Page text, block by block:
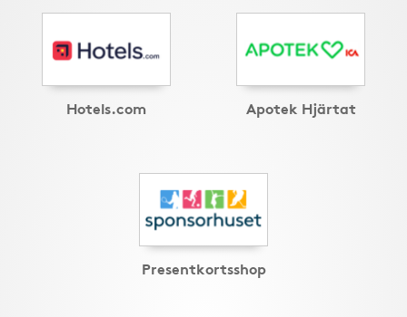
Hotels.com Apotek Hjärtat
Presentkortsshop